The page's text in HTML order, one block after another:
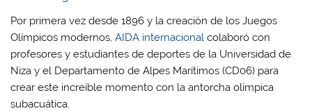
Por primera vez desde 1896 y la creación de los Juegos
Olímpicos modernos,AIDA internacional colaboró ​​con
profesores y estudiantes de deportes de la Universidad de
Niza y el Departamento de Alpes Marítimos (CD06) para
crear este increíble momento con la antorcha olímpica
subacuática.